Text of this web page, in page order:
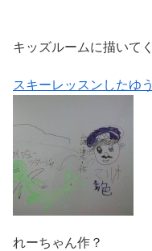
キッズルームに描いて
スキーレッスンしたゆ
れーちゃん作？